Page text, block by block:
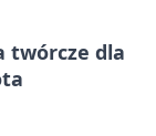
twórcze dla